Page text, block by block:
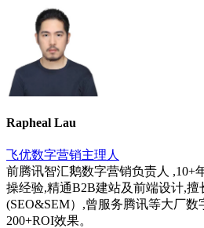
Rapheal Lau
飞优数字营销主理人
前腾讯智汇鹅数字营销负责人 ,10+
操经验,精通B2B建站及前端设计,擅
(SEO&SEM）,曾服务腾讯等大厂
200+ROI效果。